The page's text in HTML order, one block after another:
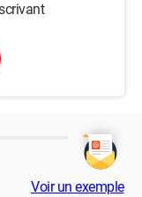
Voir un exemple